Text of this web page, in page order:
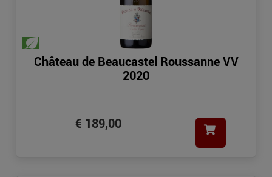
Château de Beaucastel Roussanne VV
2020
€ 189,00